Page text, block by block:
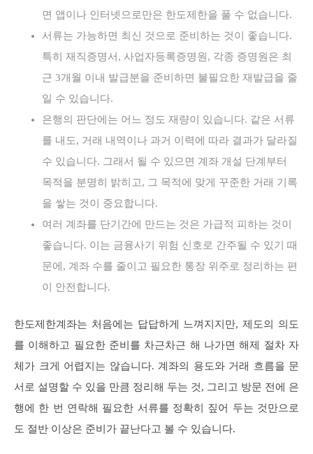
면 앱이나 인터넷으로만은 한도제한을 풀 수 없습니다.
서류는 가능하면 최신 것으로 준비하는 것이 좋습니다.
특히 재직증명서, 사업자등록증명원, 각종 증명원은 최
근 3개월 이내 발급분을 준비하면 불필요한 재발급을 줄
일 수 있습니다.
은행의 판단에는 어느 정도 재량이 있습니다. 같은 서류
를 내도, 거래 내역이나 과거 이력에 따라 결과가 달라질
수 있습니다. 그래서 될 수 있으면 계좌 개설 단계부터
목적을 분명히 밝히고, 그 목적에 맞게 꾸준한 거래 기록
을 쌓는 것이 중요합니다.
여러 계좌를 단기간에 만드는 것은 가급적 피하는 것이
좋습니다. 이는 금융사기 위험 신호로 간주될 수 있기 때
문에, 계좌 수를 줄이고 필요한 통장 위주로 정리하는 편
이 안전합니다.
한도제한계좌는 처음에는 답답하게 느껴지지만, 제도의 의도
를 이해하고 필요한 준비를 차근차근 해 나가면 해제 절차 자
체가 크게 어렵지는 않습니다. 계좌의 용도와 거래 흐름을 문
서로 설명할 수 있을 만큼 정리해 두는 것, 그리고 방문 전에 은
행에 한 번 연락해 필요한 서류를 정확히 짚어 두는 것만으로
도 절반 이상은 준비가 끝난다고 볼 수 있습니다.